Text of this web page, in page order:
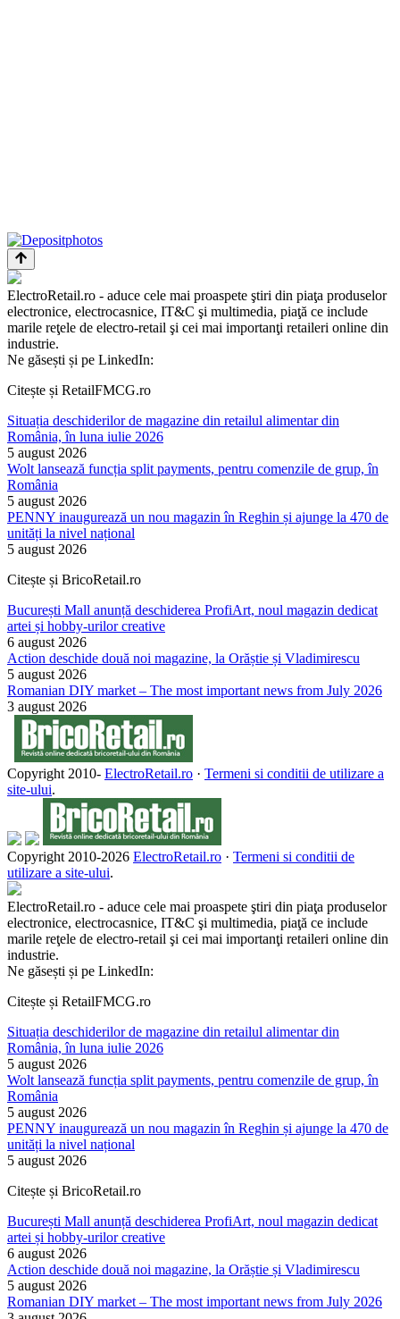
ElectroRetail.ro - aduce cele mai proaspete ştiri din piaţa produselor
electronice, electrocasnice, IT&C şi multimedia, piaţă ce include
marile reţele de electro-retail şi cei mai importanţi retaileri online din
industrie.
Ne găsești și pe LinkedIn:
Citește și RetailFMCG.ro
Situația deschiderilor de magazine din retailul alimentar din
România, în luna iulie 2026
5 august 2026
Wolt lansează funcția split payments, pentru comenzile de grup, în
România
5 august 2026
PENNY inaugurează un nou magazin în Reghin și ajunge la 470 de
unități la nivel național
5 august 2026
Citește și BricoRetail.ro
București Mall anunță deschiderea ProfiArt, noul magazin dedicat
artei și hobby-urilor creative
6 august 2026
Action deschide două noi magazine, la Orăștie și Vladimirescu
5 august 2026
Romanian DIY market – The most important news from July 2026
3 august 2026
Copyright 2010- ElectroRetail.ro · Termeni si conditii de utilizare a
site-ului.
Copyright 2010-2026 ElectroRetail.ro · Termeni si conditii de
utilizare a site-ului.
ElectroRetail.ro - aduce cele mai proaspete ştiri din piaţa produselor
electronice, electrocasnice, IT&C şi multimedia, piaţă ce include
marile reţele de electro-retail şi cei mai importanţi retaileri online din
industrie.
Ne găsești și pe LinkedIn:
Citește și RetailFMCG.ro
Situația deschiderilor de magazine din retailul alimentar din
România, în luna iulie 2026
5 august 2026
Wolt lansează funcția split payments, pentru comenzile de grup, în
România
5 august 2026
PENNY inaugurează un nou magazin în Reghin și ajunge la 470 de
unități la nivel național
5 august 2026
Citește și BricoRetail.ro
București Mall anunță deschiderea ProfiArt, noul magazin dedicat
artei și hobby-urilor creative
6 august 2026
Action deschide două noi magazine, la Orăștie și Vladimirescu
5 august 2026
Romanian DIY market – The most important news from July 2026